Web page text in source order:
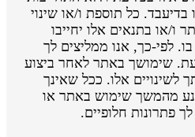
כל תוספת ו/או שינוי
או בתנאים אלו יחייבו
כך, אנו ממליצים לך
שימושך באתר לאחר ביצוע
אלו. ככל שאינך
מהמשך שימוש באתר או
פתרונות חלופיים.